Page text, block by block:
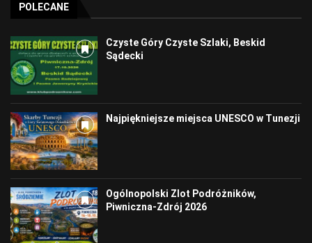
POLECANE
Czyste Góry Czyste Szlaki, Beskid
Sądecki
Najpiękniejsze miejsca UNESCO w Tunezji
Ogólnopolski Zlot Podróżników,
Piwniczna-Zdrój 2026